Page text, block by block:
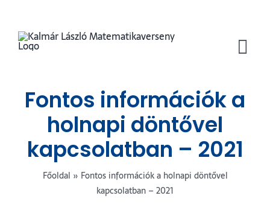
Fontos információk a
holnapi döntővel
kapcsolatban – 2021
Főoldal » Fontos információk a holnapi döntővel
kapcsolatban – 2021